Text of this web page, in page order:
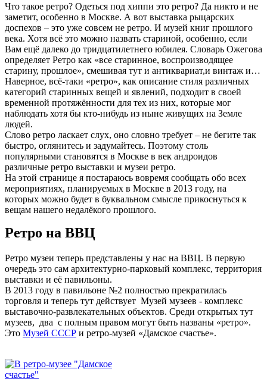
Что такое ретро? Одеться под хиппи это ретро? Да никто и не
заметит, особенно в Москве. А вот выставка рыцарских
доспехов – это уже совсем не ретро. И музей книг прошлого
века. Хотя всё это можно назвать стариной, особенно, если
Вам ещё далеко до тридцатилетнего юбилея. Словарь Ожегова
определяет Ретро как «все старинное, воспроизводящее
старину, прошлое», смешивая тут и антиквариат,и винтаж и…
Наверное, всё-таки «ретро», как описание стиля различных
категорий старинных вещей и явлений, подходит в своей
временной протяжённости для тех из них, которые мог
наблюдать хотя бы кто-нибудь из ныне живущих на Земле
людей.
Слово ретро ласкает слух, оно словно требует – не бегите так
быстро, оглянитесь и задумайтесь. Поэтому столь
популярными становятся в Москве в век андроидов
различные ретро выставки и музеи ретро.
На этой странице я постараюсь вовремя сообщать обо всех
мероприятиях, планируемых в Москве в 2013 году, на
которых можно будет в буквальном смысле прикоснуться к
вещам нашего недалёкого прошлого.
Ретро на ВВЦ
Ретро музеи теперь представлены у нас на ВВЦ. В первую
очередь это сам архитектурно-парковый комплекс, территория
выставки и её павильоны.
В 2013 году в павильоне №2 полностью прекратилась
торговля и теперь тут действует Музей музеев - комплекс
выставочно-развлекательных объектов. Среди открытых тут
музеев, два с полным правом могут быть названы «ретро».
Это Музей СССР и ретро-музей «Дамское счастье».